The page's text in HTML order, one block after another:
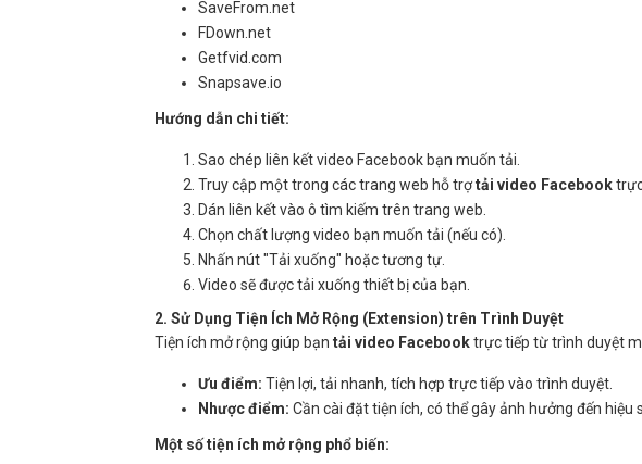
SaveFrom.net
FDown.net
Getfvid.com
Snapsave.io
Hướng dẫn chi tiết:
Sao chép liên kết video Facebook bạn muốn tải.
Truy cập một trong các trang web hỗ trợtải video Facebook
Dán liên kết vào ô tìm kiếm trên trang web.
Chọn chất lượng video bạn muốn tải (nếu có).
Nhấn nút "Tải xuống" hoặc tương tự.
Video sẽ được tải xuống thiết bị của bạn.
2. Sử Dụng Tiện Ích Mở Rộng (Extension) trên Trình Duyệt
Tiện ích mở rộng giúp bạn tải video Facebooktrực tiếp từ trình duyệt
Ưu điểm: Tiện lợi, tải nhanh, tích hợp trực tiếp vào trình duyệt.
Nhược điểm: Cần cài đặt tiện ích, có thể gây ảnh hưởng đến hiệu
Một số tiện ích mở rộng phổ biến: